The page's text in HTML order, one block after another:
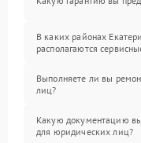
В каких районах
располагаются
Выполняете ли вы
лиц?
Какую документацию вы
для юридических лиц?